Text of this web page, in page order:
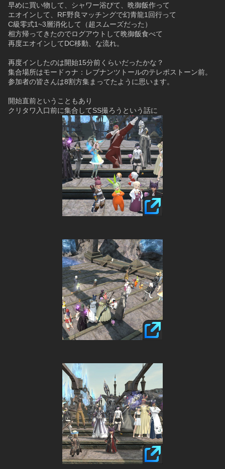
早めに買い物して、シャワー浴びて、晩御飯作って
エオインして、RF野良マッチングで幻青龍1回行って
C級零式1~3層消化して（超スムーズだった）
相方帰ってきたのでログアウトして晩御飯食べて
再度エオインしてDC移動、な流れ。
再度インしたのは開始15分前くらいだったかな？
集合場所はモードゥナ：レブナンツトールのテレポストーン前。
参加者の皆さんは8割方集まってたように思います。
開始直前ということもあり
クリタワ入口前に集合してSS撮ろうという話に